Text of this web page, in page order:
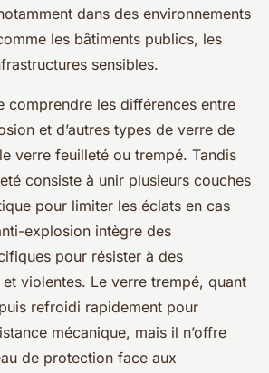
dans des environnements
les bâtiments publics, les
sensibles.
comprendre les différences entre
et d’autres types de verre de
verre feuilleté ou trempé. Tandis
consiste à unir plusieurs couches
pour limiter les éclats en cas
explosion intègre des
pour résister à des
violentes. Le verre trempé, quant
refroidi rapidement pour
mécanique, mais il n’offre
de protection face aux